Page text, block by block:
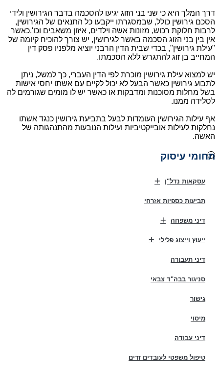
המלך היא כי שני בני הזוג יגיעו להסכמה בדבר הגירושין ולידי
גירושין כולל, שבמסגרתו ייקבעו כל התנאים של הגירושין,
חלוקת רכוש, מזונות אשה וילדים, איזון משאבים וכו'.כאשר
בין בני הזוג הסכמה באשר לגירושין, יש צורך להוכיח קיומה של
גירושין", בכדי שבית הדין הרבני יוציא מלפניו פסק דין
בן זוג להתגרש ללא הסכמתו.
למצוא עילת גירושין מוכרת לפי הדין העברי, כך למשל, ניתן
גירושין כאשר הבעל לא יכול לקיים עם אשתו יחסי אישות
מחלות מסוכנות ומדבקות או כאשר יש לו מומים שגורמים לה
ממנו.
עילות הגירושין העומדות לבעל בתביעת גירושין כנגד אשתו
לעילות אובייקטיביות ועילות הנובעות מהתנהגותה של
עיסוק
עסקאות נדל"ן
תביעות כספיות אזרחי
דיני משפחה
ייעוץ וייצוג פלילי
דיני תעבורה
סניגור בבה"ד צבאי
גישור
מיסוי
דיני עבודה
טיפול משפטי לעובדים זרים